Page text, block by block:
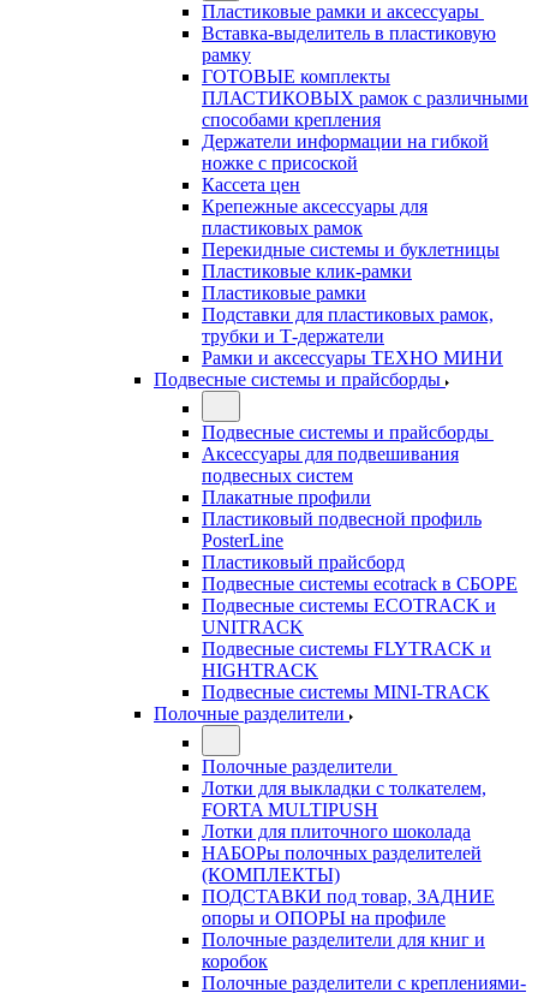
Пластиковые рамки и аксессуары
Вставка-выделитель в пластиковую
рамку
ГОТОВЫЕ комплекты
ПЛАСТИКОВЫХ рамок с различными
способами крепления
Держатели информации на гибкой
ножке с присоской
Кассета цен
Крепежные аксессуары для
пластиковых рамок
Перекидные системы и буклетницы
Пластиковые клик-рамки
Пластиковые рамки
Подставки для пластиковых рамок,
трубки и Т-держатели
Рамки и аксессуары ТЕХНО МИНИ
Подвесные системы и прайсборды
Подвесные системы и прайсборды
Аксессуары для подвешивания
подвесных систем
Плакатные профили
Пластиковый подвесной профиль
PosterLine
Пластиковый прайсборд
Подвесные системы ecotrack в СБОРЕ
Подвесные системы ECOTRACK и
UNITRACK
Подвесные системы FLYTRACK и
HIGHTRACK
Подвесные системы MINI-TRACK
Полочные разделители
Полочные разделители
Лотки для выкладки с толкателем,
FORTA MULTIPUSH
Лотки для плиточного шоколада
НАБОРы полочных разделителей
(КОМПЛЕКТЫ)
ПОДСТАВКИ под товар, ЗАДНИЕ
опоры и ОПОРЫ на профиле
Полочные разделители для книг и
коробок
Полочные разделители с креплениями-